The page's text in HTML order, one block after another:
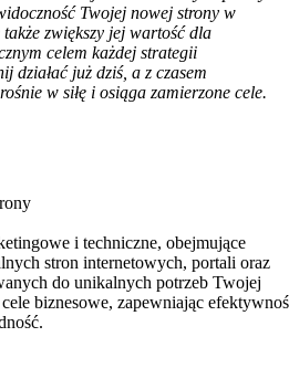
Twojej nowej strony w
zwiększy jej wartość dla
celem każdej strategii
działać już dziś, a z czasem
w siłę i osiąga zamierzone cele.
i techniczne, obejmujące
stron internetowych, portali oraz
do unikalnych potrzeb Twojej
biznesowe, zapewniając